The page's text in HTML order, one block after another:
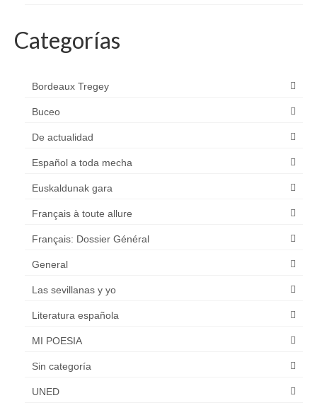
Categorías
Bordeaux Tregey
Buceo
De actualidad
Español a toda mecha
Euskaldunak gara
Français à toute allure
Français: Dossier Général
General
Las sevillanas y yo
Literatura española
MI POESIA
Sin categoría
UNED